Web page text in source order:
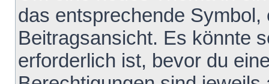
das entsprechende
Beitragsansicht. Es könnte
erforderlich ist, bevor du